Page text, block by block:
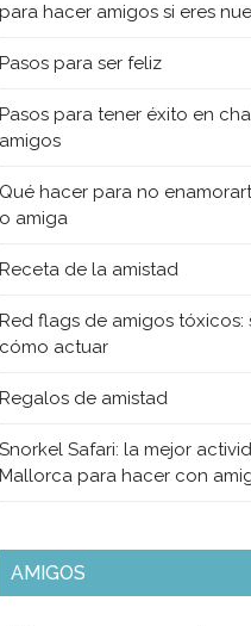
para hacer amigos si eres
Pasos para ser feliz
Pasos para tener éxito en
amigos
Qué hacer para no
o amiga
Receta de la amistad
Red flags de amigos tóxicos:
cómo actuar
Regalos de amistad
Snorkel Safari: la mejor
Mallorca para hacer con
AMIGOS